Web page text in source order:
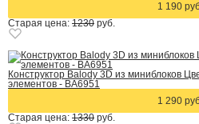
1 190
Старая цена: 1230 руб.
Конструктор Balody 3D из миниблоков
элементов - BA6951
1 290
Старая цена: 1330 руб.